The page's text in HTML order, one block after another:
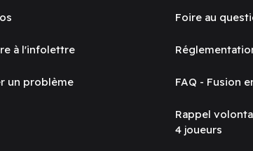
à l'infolettre
un problème
Foire au
FAQ - Fusion
Rappel
4 joueurs